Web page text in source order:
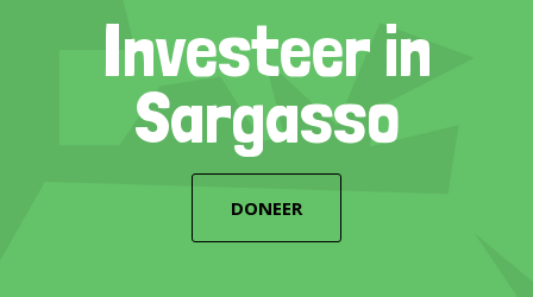
Investeer in
Sargasso
DONEER